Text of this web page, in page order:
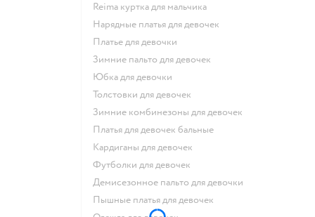
Reima куртка для мальчика
Нарядные платья для девочек
Платье для девочки
Зимние пальто для девочек
Юбка для девочки
Толстовки для девочек
Зимние комбинезоны для девочек
Платья для девочек бальные
Кардиганы для девочек
Футболки для девочек
Демисезонное пальто для девочки
Пышные платья для девочек